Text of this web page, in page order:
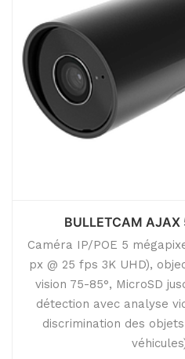
BULLETCAM AJAX
Caméra IP/POE 5
px @ 25 fps 3K UHD),
vision 75-85°, MicroSD
détection avec analyse
discrimination des